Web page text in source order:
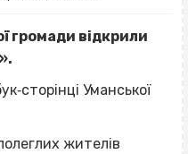
громади відкрили
Уманської
жителів